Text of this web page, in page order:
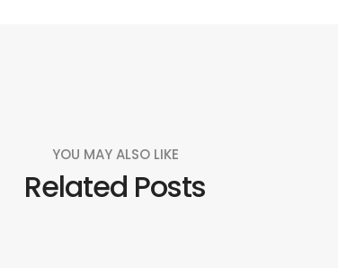
YOU MAY ALSO LIKE
Related Posts